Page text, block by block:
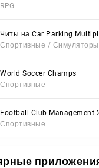
RPG
Спортивные / Симуляторы
World Soccer Champs
Спортивные
Спортивные